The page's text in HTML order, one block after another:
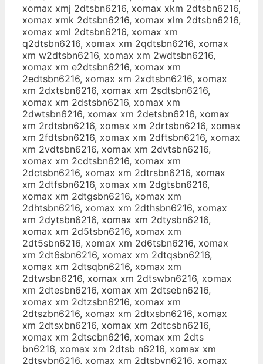
xomax xmj 2dtsbn6216, xomax xkm 2dtsbn6216,
xomax xmk 2dtsbn6216, xomax xlm 2dtsbn6216,
xomax xml 2dtsbn6216, xomax xm
q2dtsbn6216, xomax xm 2qdtsbn6216, xomax
xm w2dtsbn6216, xomax xm 2wdtsbn6216,
xomax xm e2dtsbn6216, xomax xm
2edtsbn6216, xomax xm 2xdtsbn6216, xomax
xm 2dxtsbn6216, xomax xm 2sdtsbn6216,
xomax xm 2dstsbn6216, xomax xm
2dwtsbn6216, xomax xm 2detsbn6216, xomax
xm 2rdtsbn6216, xomax xm 2drtsbn6216, xomax
xm 2fdtsbn6216, xomax xm 2dftsbn6216, xomax
xm 2vdtsbn6216, xomax xm 2dvtsbn6216,
xomax xm 2cdtsbn6216, xomax xm
2dctsbn6216, xomax xm 2dtrsbn6216, xomax
xm 2dtfsbn6216, xomax xm 2dgtsbn6216,
xomax xm 2dtgsbn6216, xomax xm
2dhtsbn6216, xomax xm 2dthsbn6216, xomax
xm 2dytsbn6216, xomax xm 2dtysbn6216,
xomax xm 2d5tsbn6216, xomax xm
2dt5sbn6216, xomax xm 2d6tsbn6216, xomax
xm 2dt6sbn6216, xomax xm 2dtqsbn6216,
xomax xm 2dtsqbn6216, xomax xm
2dtwsbn6216, xomax xm 2dtswbn6216, xomax
xm 2dtesbn6216, xomax xm 2dtsebn6216,
xomax xm 2dtzsbn6216, xomax xm
2dtszbn6216, xomax xm 2dtxsbn6216, xomax
xm 2dtsxbn6216, xomax xm 2dtcsbn6216,
xomax xm 2dtscbn6216, xomax xm 2dts
bn6216, xomax xm 2dtsb n6216, xomax xm
2dtsvbn6216, xomax xm 2dtsbvn6216, xomax